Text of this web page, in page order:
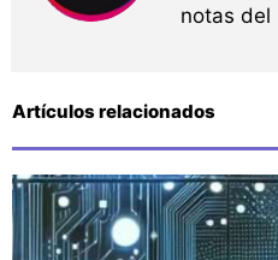
notas del
Artículos relacionados